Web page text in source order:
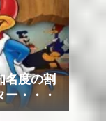
名度の割
ー・・・